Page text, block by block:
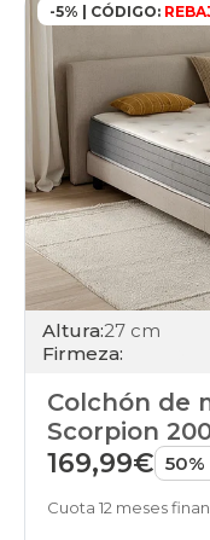
-5% | CÓDIGO:
Altura:27 cm
Firmeza:
Colchón de
Scorpion
169,99€
Cuota 12 meses